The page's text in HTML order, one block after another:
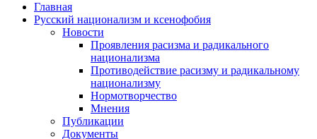
Главная
Русский национализм и ксенофобия
Новости
Проявления расизма и радикального
национализма
Противодействие расизму и радикальному
национализму
Нормотворчество
Мнения
Публикации
Документы